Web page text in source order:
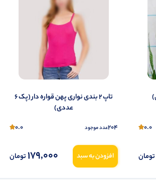
ثبـــــت‌دیدگاه
شما هم می‌توانید در مورد این کالا نظر دهید.
تمایل می‌توانید به صورت ناشناس نیز دیدگاه خود را ثبت کنید.
0.0
تومان
تاپ ۲ بندی نواری پهن قواره دار (پک 6
عددی)
204عدد موجود 0.0
افزودن به سبد 179,000تومان